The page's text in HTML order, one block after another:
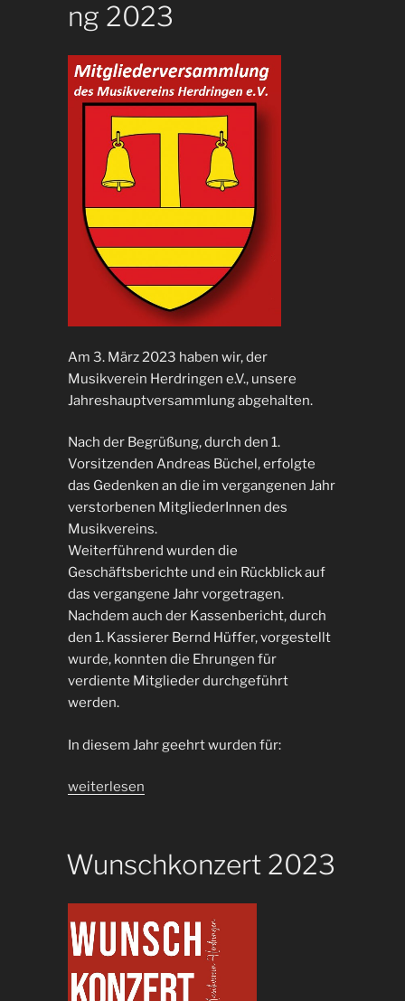
ng 2023
Am 3. März 2023 haben wir, der
Musikverein Herdringen e.V., unsere
Jahreshauptversammlung abgehalten.
Nach der Begrüßung, durch den 1.
Vorsitzenden Andreas Büchel, erfolgte
das Gedenken an die im vergangenen Jahr
verstorbenen MitgliederInnen des
Musikvereins.
Weiterführend wurden die
Geschäftsberichte und ein Rückblick auf
das vergangene Jahr vorgetragen.
Nachdem auch der Kassenbericht, durch
den 1. Kassierer Bernd Hüffer, vorgestellt
wurde, konnten die Ehrungen für
verdiente Mitglieder durchgeführt
werden.
In diesem Jahr geehrt wurden für:
„Rückblick
weiterlesen
Wunschkonzert 2023